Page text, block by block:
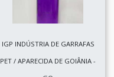
IGP INDÚSTRIA DE GARRAFAS
PET / APARECIDA DE GOIÂNIA -